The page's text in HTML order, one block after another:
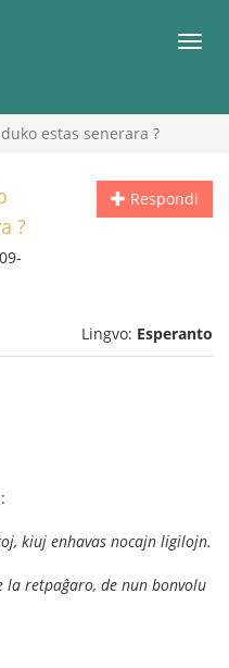
estas senerara ?
Respondi
?
Lingvo: Esperanto
kiuj enhavas nocajn ligilojn.
la retpaĝaro, de nun bonvolu